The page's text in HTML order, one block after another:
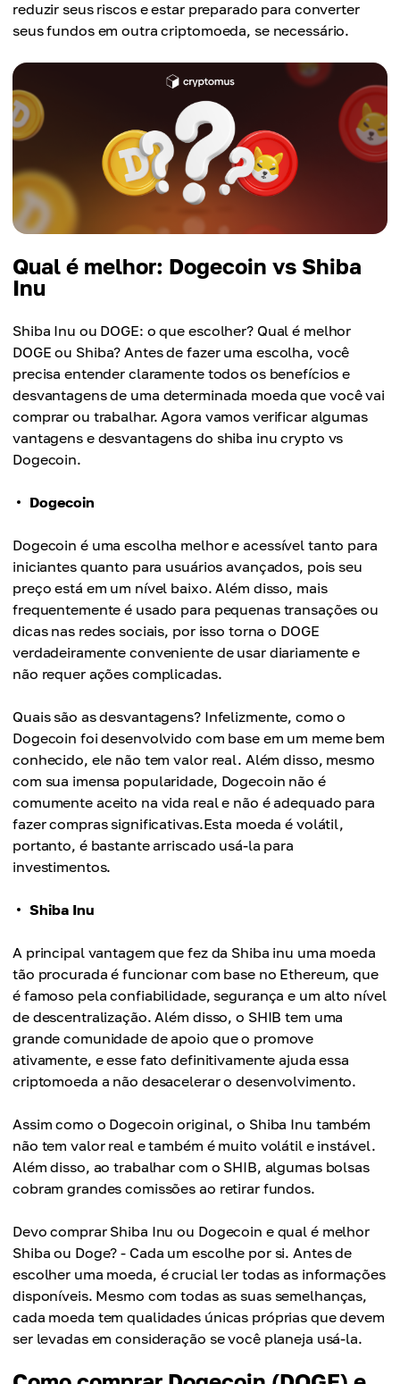
reduzir seus riscos e estar preparado para converter
seus fundos em outra criptomoeda, se necessário.
Qual é melhor: Dogecoin vs Shiba
Inu
Shiba Inu ou DOGE: o que escolher? Qual é melhor
DOGE ou Shiba? Antes de fazer uma escolha, você
precisa entender claramente todos os benefícios e
desvantagens de uma determinada moeda que você vai
comprar ou trabalhar. Agora vamos verificar algumas
vantagens e desvantagens do shiba inu crypto vs
Dogecoin.
Dogecoin
Dogecoin é uma escolha melhor e acessível tanto para
iniciantes quanto para usuários avançados, pois seu
preço está em um nível baixo. Além disso, mais
frequentemente é usado para pequenas transações ou
dicas nas redes sociais, por isso torna o DOGE
verdadeiramente conveniente de usar diariamente e
não requer ações complicadas.
Quais são as desvantagens? Infelizmente, como o
Dogecoin foi desenvolvido com base em um meme bem
conhecido, ele não tem valor real. Além disso, mesmo
com sua imensa popularidade, Dogecoin não é
comumente aceito na vida real e não é adequado para
fazer compras significativas.Esta moeda é volátil,
portanto, é bastante arriscado usá-la para
investimentos.
Shiba Inu
A principal vantagem que fez da Shiba inu uma moeda
tão procurada é funcionar com base no Ethereum, que
é famoso pela confiabilidade, segurança e um alto nível
de descentralização. Além disso, o SHIB tem uma
grande comunidade de apoio que o promove
ativamente, e esse fato definitivamente ajuda essa
criptomoeda a não desacelerar o desenvolvimento.
Assim como o Dogecoin original, o Shiba Inu também
não tem valor real e também é muito volátil e instável.
Além disso, ao trabalhar com o SHIB, algumas bolsas
cobram grandes comissões ao retirar fundos.
Devo comprar Shiba Inu ou Dogecoin e qual é melhor
Shiba ou Doge? - Cada um escolhe por si. Antes de
escolher uma moeda, é crucial ler todas as informações
disponíveis. Mesmo com todas as suas semelhanças,
cada moeda tem qualidades únicas próprias que devem
ser levadas em consideração se você planeja usá-la.